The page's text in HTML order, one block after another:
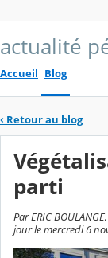
actualité
Accueil Blog
‹ Retour au blog
parti
Par ERIC
jour le mercredi 6